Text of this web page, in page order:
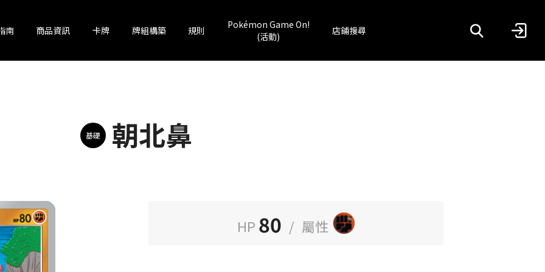
南 商品資訊 卡牌 牌組構築 規則
Pokémon Game On!
(活動)
店鋪搜尋
基礎 朝北鼻
HP 80 / 屬性